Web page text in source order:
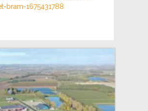
bram-1675431788